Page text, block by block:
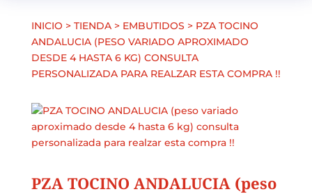
INICIO > TIENDA> EMBUTIDOS > PZA TOCINO
ANDALUCIA (PESO VARIADO APROXIMADO
DESDE 4 HASTA 6 KG) CONSULTA
PERSONALIZADA PARA REALZAR ESTA COMPRA !!
PZA TOCINO ANDALUCIA (peso